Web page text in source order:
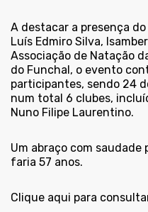
A destacar a presença
Luís Edmiro Silva,
Associação de Natação
do Funchal, o evento
participantes, sendo 24
num total 6 clubes,
Nuno Filipe Laurentino.
Um abraço com saudade
faria 57 anos.
Clique aqui para